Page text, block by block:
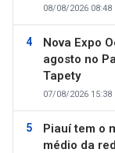
08/08/2026 08:48
Nova Expo
agosto no
Tapety
07/08/2026 15:38
Piauí tem o
médio da